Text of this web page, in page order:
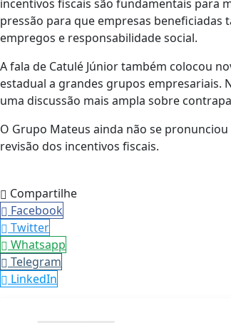
incentivos fiscais são fundamentais para
pressão para que empresas
empregos e responsabilidade social.
A fala de Catulé Júnior também colocou
estadual a grandes grupos empresariais.
uma discussão mais ampla sobre
O Grupo Mateus ainda não se
revisão dos incentivos fiscais.
Compartilhe
Facebook
Twitter
Whatsapp
Telegram
LinkedIn